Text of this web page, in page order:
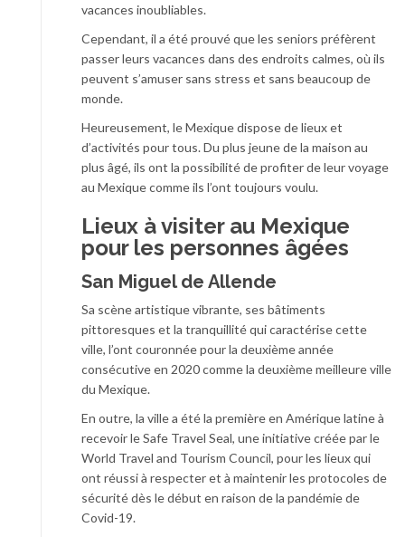
vacances inoubliables.
Cependant, il a été prouvé que les seniors préfèrent
passer leurs vacances dans des endroits calmes, où ils
peuvent s’amuser sans stress et sans beaucoup de
monde.
Heureusement, le Mexique dispose de lieux et
d’activités pour tous. Du plus jeune de la maison au
plus âgé, ils ont la possibilité de profiter de leur voyage
au Mexique comme ils l’ont toujours voulu.
Lieux à visiter au Mexique
pour les personnes âgées
San Miguel de Allende
Sa scène artistique vibrante, ses bâtiments
pittoresques et la tranquillité qui caractérise cette
ville, l’ont couronnée pour la deuxième année
consécutive en 2020 comme la deuxième meilleure ville
du Mexique.
En outre, la ville a été la première en Amérique latine à
recevoir le Safe Travel Seal, une initiative créée par le
World Travel and Tourism Council, pour les lieux qui
ont réussi à respecter et à maintenir les protocoles de
sécurité dès le début en raison de la pandémie de
Covid-19.